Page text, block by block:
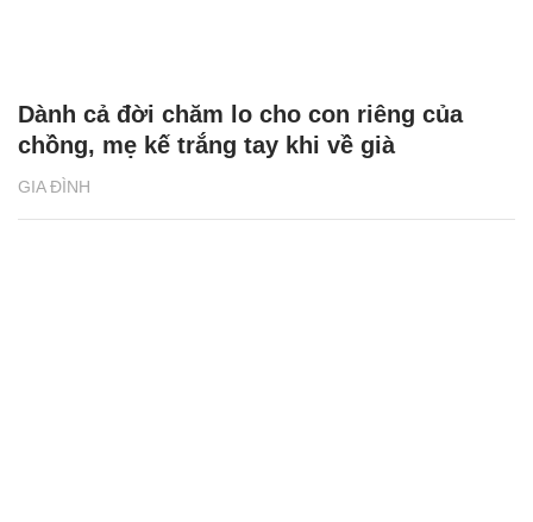
GIA ĐÌNH
Dành cả đời chăm lo cho con riêng của
chồng, mẹ kế trắng tay khi về già